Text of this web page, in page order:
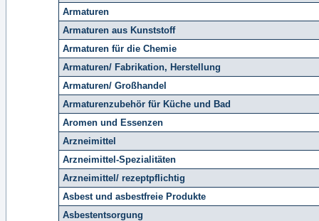
Armaturen
Armaturen aus Kunststoff
Armaturen für die Chemie
Armaturen/ Fabrikation, Herstellung
Armaturen/ Großhandel
Armaturenzubehör für Küche und Bad
Aromen und Essenzen
Arzneimittel
Arzneimittel-Spezialitäten
Arzneimittel/ rezeptpflichtig
Asbest und asbestfreie Produkte
Asbestentsorgung